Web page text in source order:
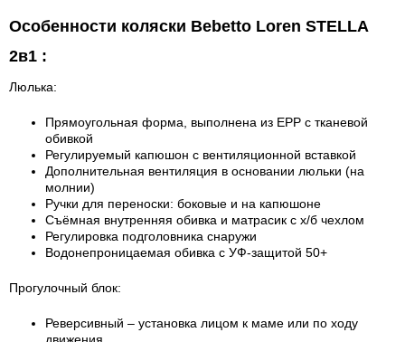
Особенности коляски Bebetto Loren STELLA
2в1 :
Люлька:
Прямоугольная форма, выполнена из EPP с тканевой
обивкой
Регулируемый капюшон с вентиляционной вставкой
Дополнительная вентиляция в основании люльки (на
молнии)
Ручки для переноски: боковые и на капюшоне
Съёмная внутренняя обивка и матрасик с х/б чехлом
Регулировка подголовника снаружи
Водонепроницаемая обивка с УФ-защитой 50+
Прогулочный блок:
Реверсивный – установка лицом к маме или по ходу